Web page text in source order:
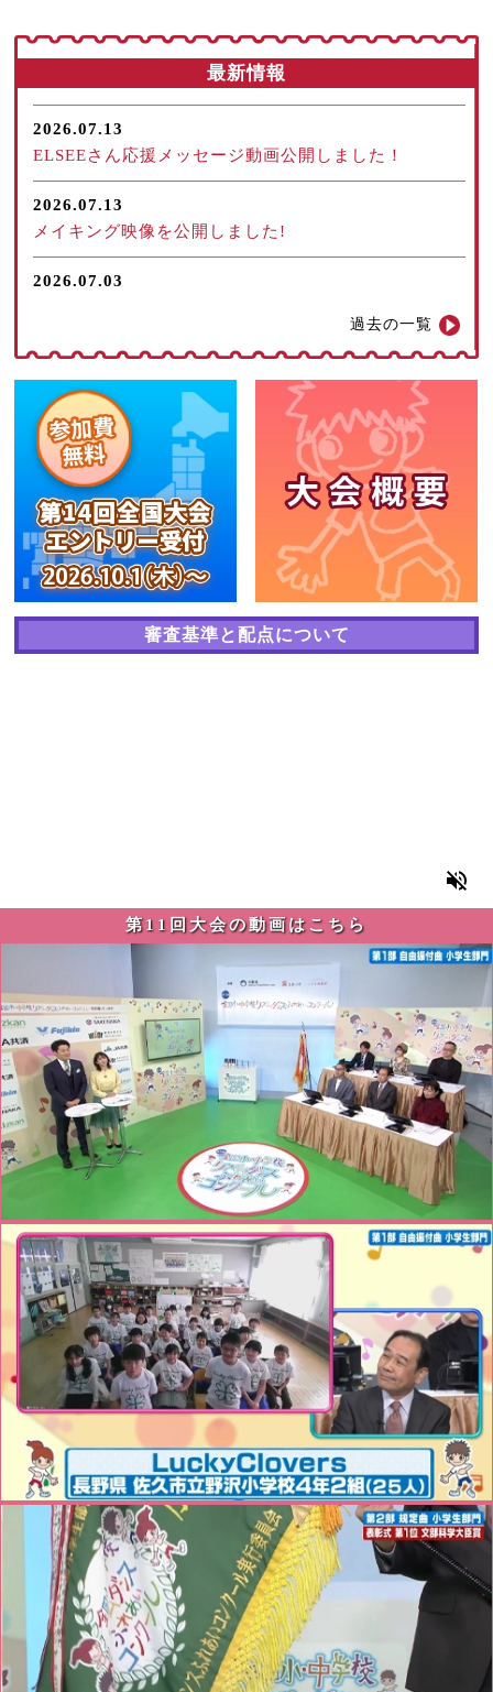
最新情報
2026.07.13
ELSEEさん応援メッセージ動画公開しました！
2026.07.13
メイキング映像を公開しました!
2026.07.03
2026.05.30
第13回大会振り返り 出場チーム紹介を公開しました
過去の一覧
審査基準と配点について
第11回大会の動画はこちら